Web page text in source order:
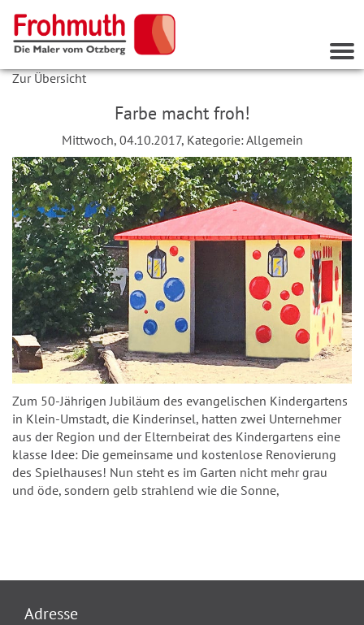
Zur Übersicht
Farbe macht froh!
Mittwoch, 04.10.2017, Kategorie:Allgemein
Zum 50-Jährigen Jubiläum des evangelischen Kindergartens
in Klein-Umstadt, die Kinderinsel, hatten zwei Unternehmer
aus der Region und der Elternbeirat des Kindergartens eine
klasse Idee: Die gemeinsame und kostenlose Renovierung
des Spielhauses! Nun steht es im Garten nicht mehr grau
und öde, sondern gelb strahlend wie die Sonne,
Adresse